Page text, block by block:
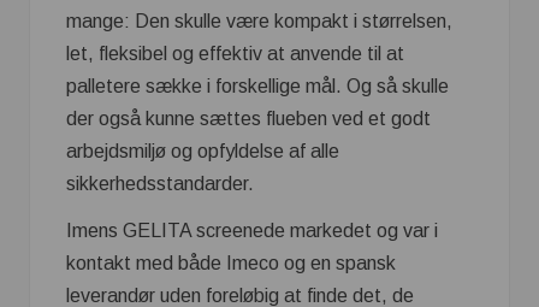
mange: Den skulle være kompakt i størrelsen,
let, fleksibel og effektiv at anvende til at
palletere sække i forskellige mål. Og så skulle
der også kunne sættes flueben ved et godt
arbejdsmiljø og opfyldelse af alle
sikkerhedsstandarder.
Imens GELITA screenede markedet og var i
kontakt med både Imeco og en spansk
leverandør uden foreløbig at finde det, de